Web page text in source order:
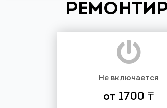
Не включается
от 1700 ₸